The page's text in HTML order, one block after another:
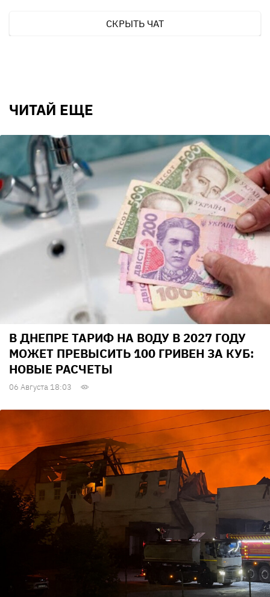
СКРЫТЬ ЧАТ
ЧИТАЙ ЕЩЕ
В ДНЕПРЕ ТАРИФ НА ВОДУ В 2027 ГОДУ
МОЖЕТ ПРЕВЫСИТЬ 100 ГРИВЕН ЗА КУБ:
НОВЫЕ РАСЧЕТЫ
06 Августа 18:03